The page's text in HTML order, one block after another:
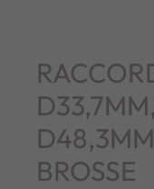
BROSSE